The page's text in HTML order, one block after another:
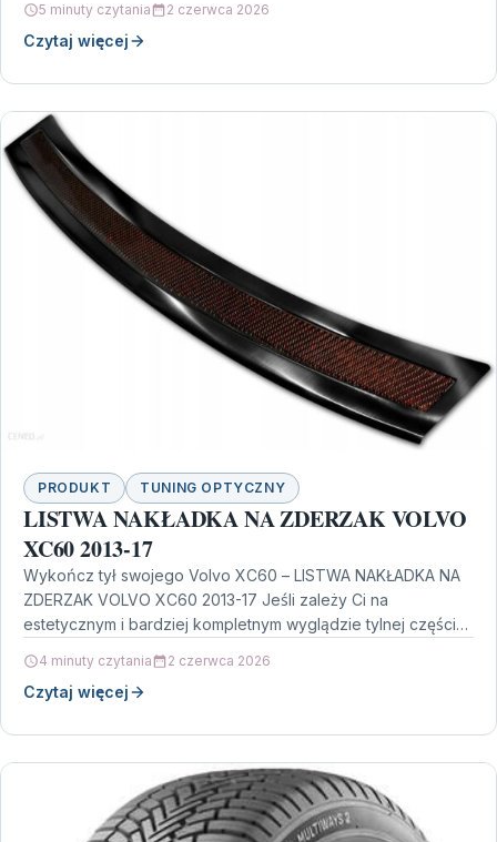
5 minuty czytania 2 czerwca 2026
Czytaj więcej
PRODUKT TUNING OPTYCZNY
LISTWA NAKŁADKA NA ZDERZAK VOLVO
XC60 2013-17
Wykończ tył swojego Volvo XC60 – LISTWA NAKŁADKA NA
ZDERZAK VOLVO XC60 2013-17 Jeśli zależy Ci na
estetycznym i bardziej kompletnym wyglądzie tylnej części…
4 minuty czytania 2 czerwca 2026
Czytaj więcej